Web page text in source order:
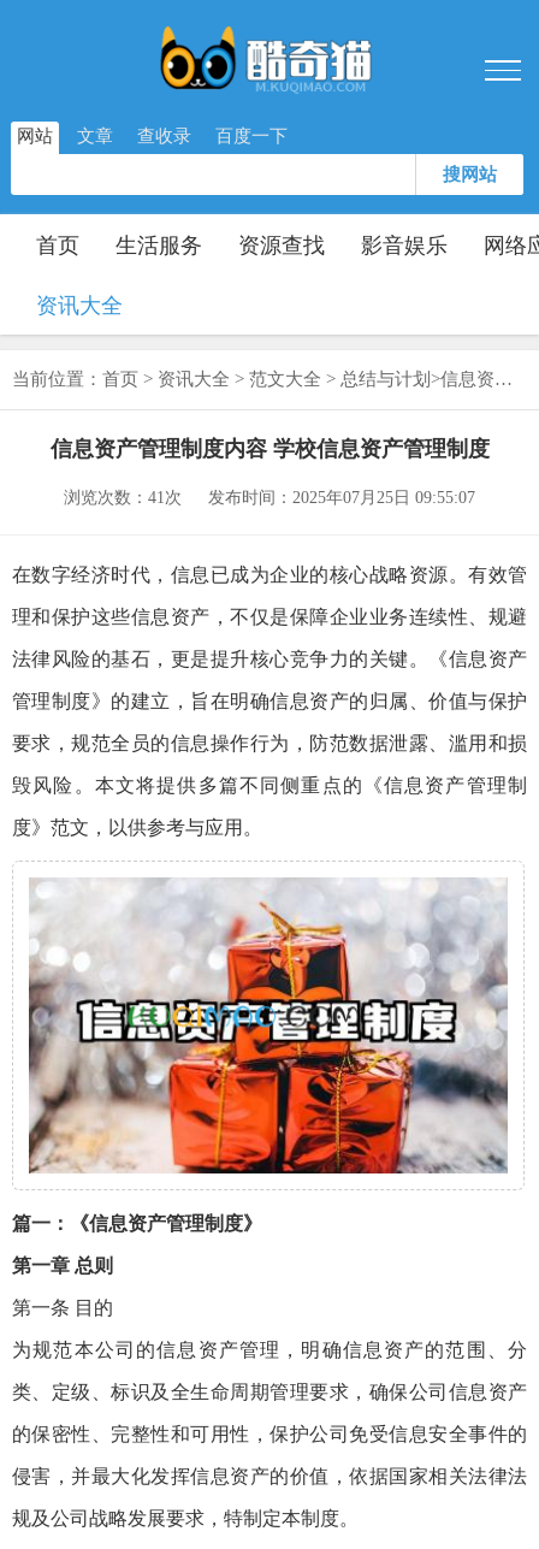
网站 文章 查收录 百度一下
搜网站
首页 生活服务 资源查找 影音娱乐 网络
资讯大全
当前位置： 首页 > 资讯大全 > 范文大全 > 总结与计划 >信息资产管理制度内容 学校信息资产管理制度
信息资产管理制度内容 学校信息资产管理制度
浏览次数：41次 发布时间：2025年07月25日 09:55:07
在数字经济时代，信息已成为企业的核心战略资源。有效管
理和保护这些信息资产，不仅是保障企业业务连续性、规避
法律风险的基石，更是提升核心竞争力的关键。《信息资产
管理制度》的建立，旨在明确信息资产的归属、价值与保护
要求，规范全员的信息操作行为，防范数据泄露、滥用和损
毁风险。本文将提供多篇不同侧重点的《信息资产管理制
度》范文，以供参考与应用。
篇一：《信息资产管理制度》
第一章 总则
第一条 目的
为规范本公司的信息资产管理，明确信息资产的范围、分
类、定级、标识及全生命周期管理要求，确保公司信息资产
的保密性、完整性和可用性，保护公司免受信息安全事件的
侵害，并最大化发挥信息资产的价值，依据国家相关法律法
规及公司战略发展要求，特制定本制度。